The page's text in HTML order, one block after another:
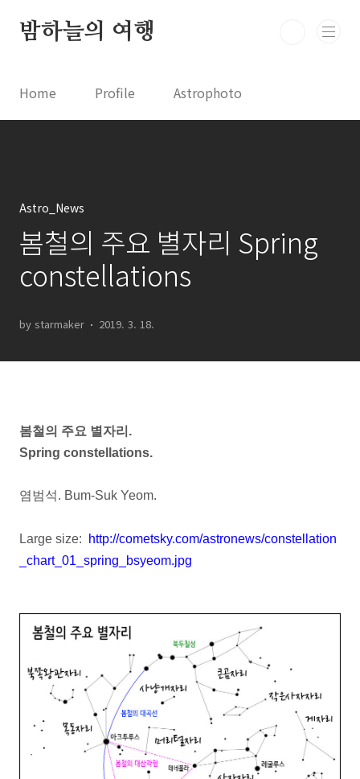
밤하늘의 여행
Home Profile Astrophoto
Astrophotography
Astro_News
봄철의 주요 별자리 Spring
constellations
by starmaker 2019. 3. 18.
봄철의 주요 별자리.
Spring constellations.
염범석. Bum-Suk Yeom.
Large size: http://cometsky.com/astronews/constellation
_chart_01_spring_bsyeom.jpg